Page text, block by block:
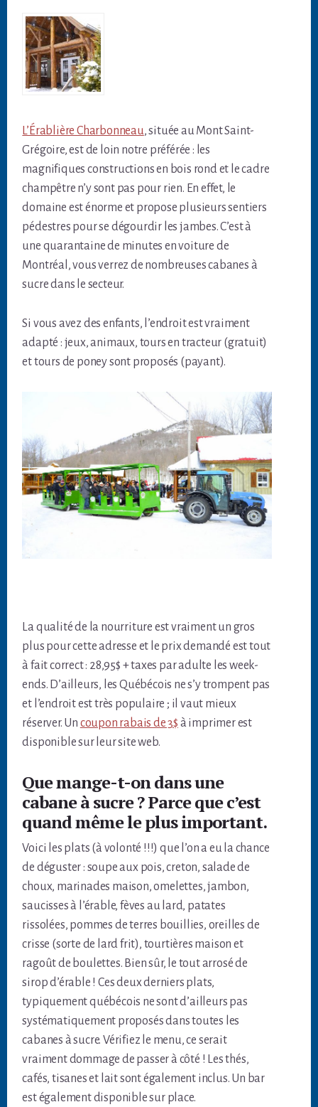
L’Érablière Charbonneau, située au Mont Saint-
Grégoire, est de loin notre préférée : les
magnifiques constructions en bois rond et le cadre
champêtre n’y sont pas pour rien. En effet, le
domaine est énorme et propose plusieurs sentiers
pédestres pour se dégourdir les jambes. C’est à
une quarantaine de minutes en voiture de
Montréal, vous verrez de nombreuses cabanes à
sucre dans le secteur.
Si vous avez des enfants, l’endroit est vraiment
adapté : jeux, animaux, tours en tracteur (gratuit)
et tours de poney sont proposés (payant).
La qualité de la nourriture est vraiment un gros
plus pour cette adresse et le prix demandé est tout
à fait correct : 28,95$ + taxes par adulte les week-
ends. D’ailleurs, les Québécois ne s’y trompent pas
et l’endroit est très populaire ; il vaut mieux
réserver. Un coupon rabais de 3$ à imprimer est
disponible sur leur site web.
Que mange-t-on dans une
cabane à sucre ? Parce que c’est
quand même le plus important.
Voici les plats (à volonté !!!) que l’on a eu la chance
de déguster : soupe aux pois, creton, salade de
choux, marinades maison, omelettes, jambon,
saucisses à l’érable, fèves au lard, patates
rissolées, pommes de terres bouillies, oreilles de
crisse (sorte de lard frit), tourtières maison et
ragoût de boulettes. Bien sûr, le tout arrosé de
sirop d’érable ! Ces deux derniers plats,
typiquement québécois ne sont d’ailleurs pas
systématiquement proposés dans toutes les
cabanes à sucre. Vérifiez le menu, ce serait
vraiment dommage de passer à côté ! Les thés,
cafés, tisanes et lait sont également inclus. Un bar
est également disponible sur place.